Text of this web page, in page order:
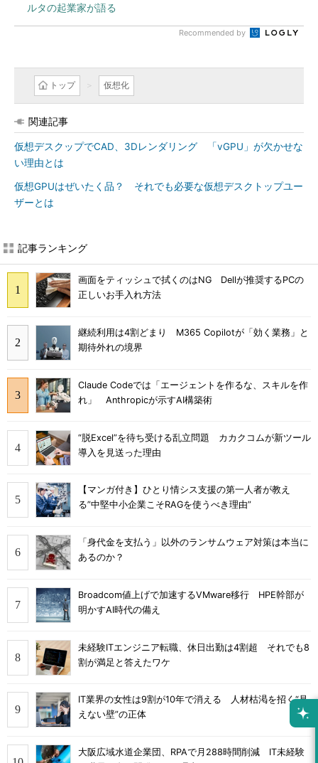
ルタの起業家が語る
Recommended by
トップ 仮想化
関連記事
仮想デスクップでCAD、3Dレンダリング 「vGPU」が欠かせな
い理由とは
仮想GPUはぜいたく品？ それでも必要な仮想デスクトップユー
ザーとは
記事ランキング
画面をティッシュで拭くのはNG Dellが推奨するPCの
正しいお手入れ方法
継続利用は4割どまり M365 Copilotが「効く業務」と
期待外れの境界
Claude Codeでは「エージェントを作るな、スキルを作
れ」 Anthropicが示すAI構築術
“脱Excel”を待ち受ける乱立問題 カカクコムが新ツール
導入を見送った理由
【マンガ付き】ひとり情シス支援の第一人者が教え
る”中堅中小企業こそRAGを使うべき理由”
「身代金を支払う」以外のランサムウェア対策は本当に
あるのか？
Broadcom値上げで加速するVMware移行 HPE幹部が
明かすAI時代の備え
未経験ITエンジニア転職、休日出勤は4割超 それでも8
割が満足と答えたワケ
IT業界の女性は9割が10年で消える 人材枯渇を招く“見
えない壁”の正体
大阪広域水道企業団、RPAで月288時間削減 IT未経験